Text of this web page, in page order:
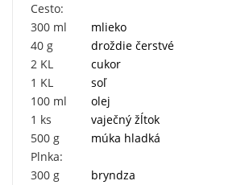
Cesto:
300 ml
mlieko
40 g
droždie čerstvé
2 KL
cukor
1 KL
soľ
100 ml
olej
1 ks
vaječný žĺtok
500 g
múka hladká
Plnka:
300 g
bryndza